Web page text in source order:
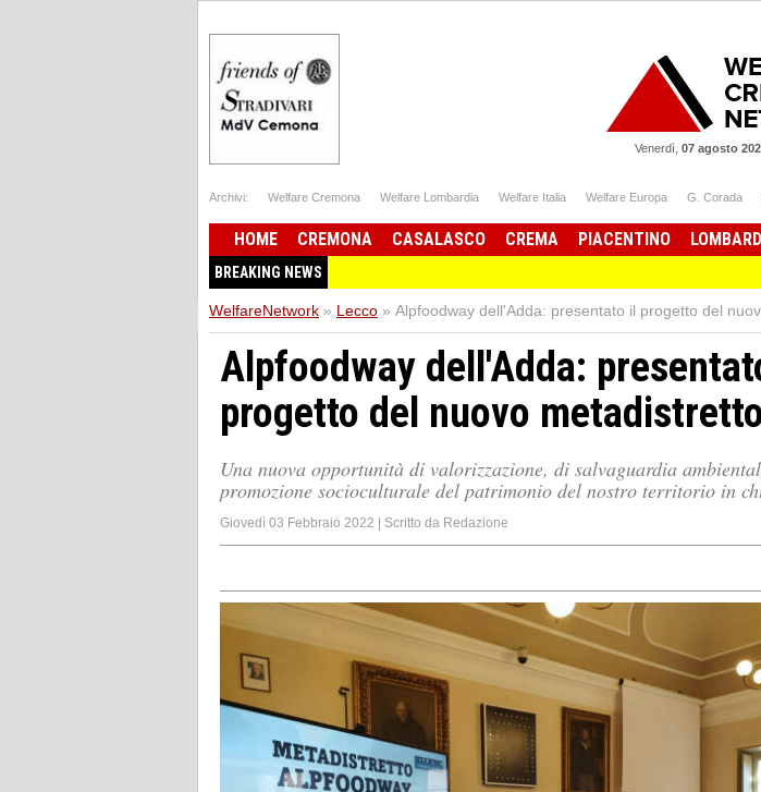
Venerdì, 07 agosto
Archivi: Welfare Cremona Welfare Lombardia Welfare Italia Welfare Europa G. Corada
HOME CREMONA CASALASCO CREMA PIACENTINO
BREAKING NEWS Guccini,
WelfareNetwork » Lecco » Alpfoodway dell'Adda: presentato il progetto del
Alpfoodway dell'Adda:
progetto del nuovo
Una nuova opportunità di valorizzazione, di salvaguardia
promozione socioculturale del patrimonio del nostro territorio in
Giovedì 03 Febbraio 2022 | Scritto da Redazione